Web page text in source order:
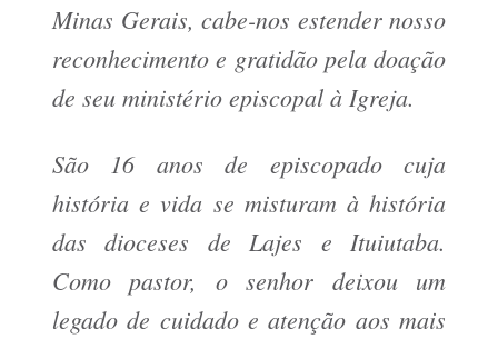
Minas Gerais, cabe-nos estender nosso
reconhecimento e gratidão pela doação
de seu ministério episcopal à Igreja.
São 16 anos de episcopado cuja
história e vida se misturam à história
das dioceses de Lajes e Ituiutaba.
Como pastor, o senhor deixou um
legado de cuidado e atenção aos mais